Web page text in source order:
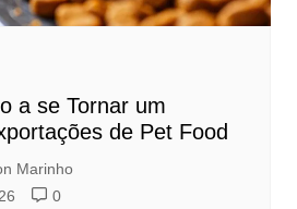
a se Tornar um
de Pet Food
Marinho
0